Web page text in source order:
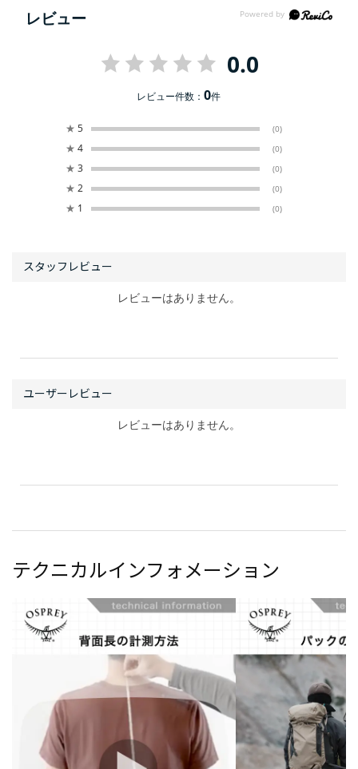
レビュー
0.0
レビュー件数：0件
★ 5 (0)
★ 4 (0)
★ 3 (0)
★ 2 (0)
★ 1 (0)
レビューはありません。
レビューはありません。
テクニカルインフォメーション